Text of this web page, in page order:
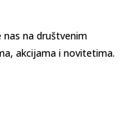
na društvenim
akcijama i novitetima.